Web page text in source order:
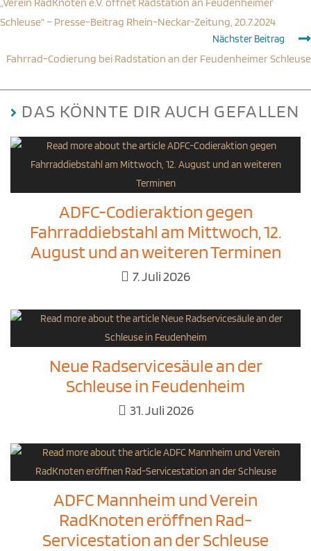
Schleuse“ – Presse-Beitrag Rhein-Neckar-Zeitung, 20.7.2024
Nächster Beitrag
Fahrrad-Codierung bei Radstation an der Feudenheimer Schleuse
DAS KÖNNTE DIR AUCH GEFALLEN
ADFC-Codieraktion gegen
Fahrraddiebstahl am Mittwoch, 12.
August und an weiteren Terminen
7. Juli 2026
Neue Radservicesäule an der
Schleuse in Feudenheim
31. Juli 2026
ADFC Mannheim und Verein
RadKnoten eröffnen Rad-
Servicestation an der Schleuse